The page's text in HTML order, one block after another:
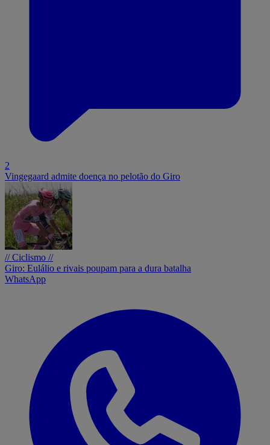
2
Vingegaard admite doença no pelotão do Giro
// Ciclismo //
Giro: Eulálio e rivais poupam para a dura batalha
WhatsApp